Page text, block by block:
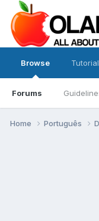
Browse
Forums
Home Português